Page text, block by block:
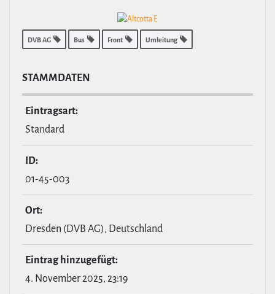
DVB AG Bus Front Umleitung
STAMM­DATEN
Ein­tragsart:
Standard
ID:
01-45-003
Ort:
Dresden (DVB AG), Deutschland
Eintrag hin­zu­ge­fügt:
4. November 2025, 23:19